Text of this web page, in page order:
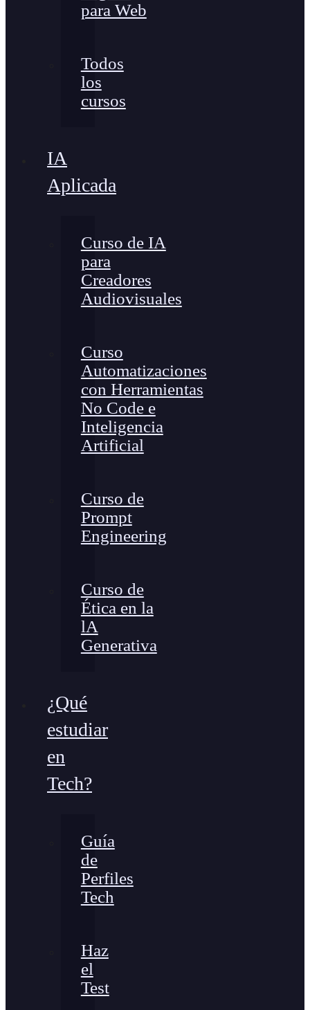
para Web
Todos
los
cursos
IA
Aplicada
Curso de IA
para
Creadores
Audiovisuales
Curso
Automatizaciones
con Herramientas
No Code e
Inteligencia
Artificial
Curso de
Prompt
Engineering
Curso de
Ética en la
lA
Generativa
¿Qué
estudiar
en
Tech?
Guía
de
Perfiles
Tech
Haz
el
Test